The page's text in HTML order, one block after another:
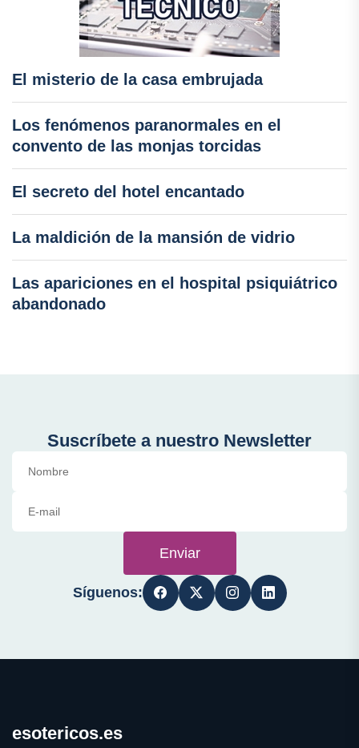
El misterio de la casa embrujada
Los fenómenos paranormales en el
convento de las monjas torcidas
El secreto del hotel encantado
La maldición de la mansión de vidrio
Las apariciones en el hospital psiquiátrico
abandonado
Suscríbete a nuestro Newsletter
Enviar
Síguenos:
esotericos.es